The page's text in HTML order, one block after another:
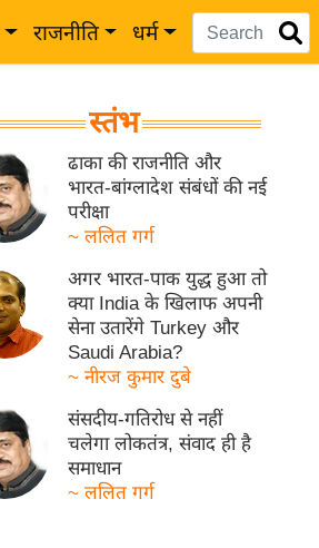
राजनीति धर्म
स्तंभ
ढाका की राजनीति और
भारत-बांग्लादेश संबंधों की नई
परीक्षा
~ ललित गर्ग
अगर भारत-पाक युद्ध हुआ तो
क्या India के खिलाफ अपनी
सेना उतारेंगे Turkey और
Saudi Arabia?
~ नीरज कुमार दुबे
संसदीय-गतिरोध से नहीं
चलेगा लोकतंत्र, संवाद ही है
समाधान
~ ललित गर्ग